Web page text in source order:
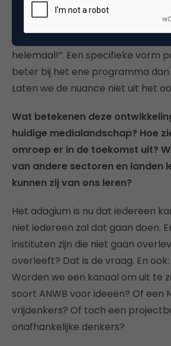
bereikt hoeft dan ook geen
Daarbij vind ik die uitspraken van
helemaal niets!” net zo banaal als
helemaal!”. Een specifieke vorm
beter bij het ene programma
Laten we de nuance niet uit het
Wat betekenen deze
huidige medialandschap? Hoe
omroep er in de toekomst uit?
van andere sectoren en landen
kunnen zij van ons leren?
Het adagium is nu dat iedereen
niet iedereen zal dat gaan doen.
instituten zijn die niet gaan
overleeft? Dat is de vraag. En
Worden we een kanaal om uit te
soort ANWB voor ideeën? Of een
vrijdenkers? Of toch een
onafhankelijke denkers?